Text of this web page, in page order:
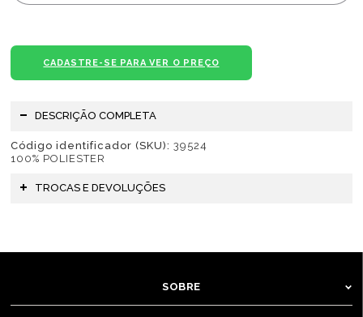
CADASTRE-SE PARA VER O PREÇO
DESCRIÇÃO COMPLETA
Código identificador (SKU): 39524
100% POLIESTER
TROCAS E DEVOLUÇÕES
SOBRE